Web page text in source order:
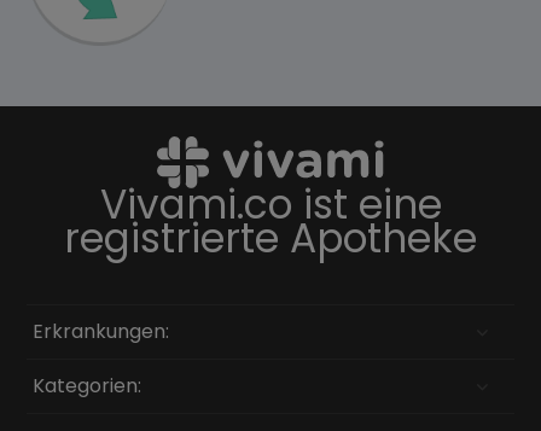
Vivami.co ist eine
registrierte Apotheke
Erkrankungen:
Kategorien: